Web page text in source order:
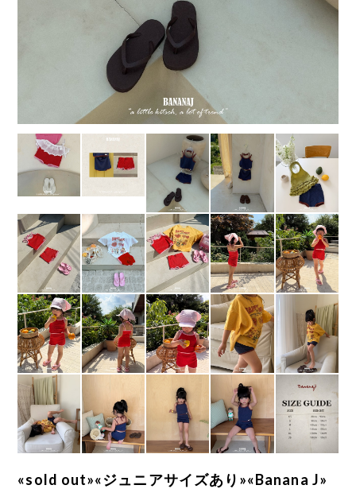
«sold out»«ジュニアサイズあり»«Banana J»